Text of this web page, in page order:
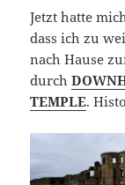
Jetzt hatte
dass ich zu
nach Hause
durch
TEMPLE.